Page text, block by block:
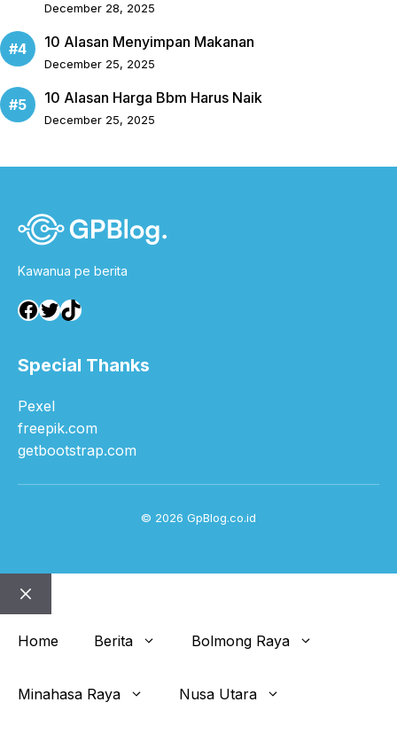
December 28, 2025
10 Alasan Menyimpan Makanan
December 25, 2025
10 Alasan Harga Bbm Harus Naik
December 25, 2025
Kawanua pe berita
Facebook
Twitter
TikTok
Special Thanks
Pexel
freepik.com
getbootstrap.com
© 2026 GpBlog.co.id
Close
Home
Berita Bolmong Raya
Minahasa Raya Nusa Utara